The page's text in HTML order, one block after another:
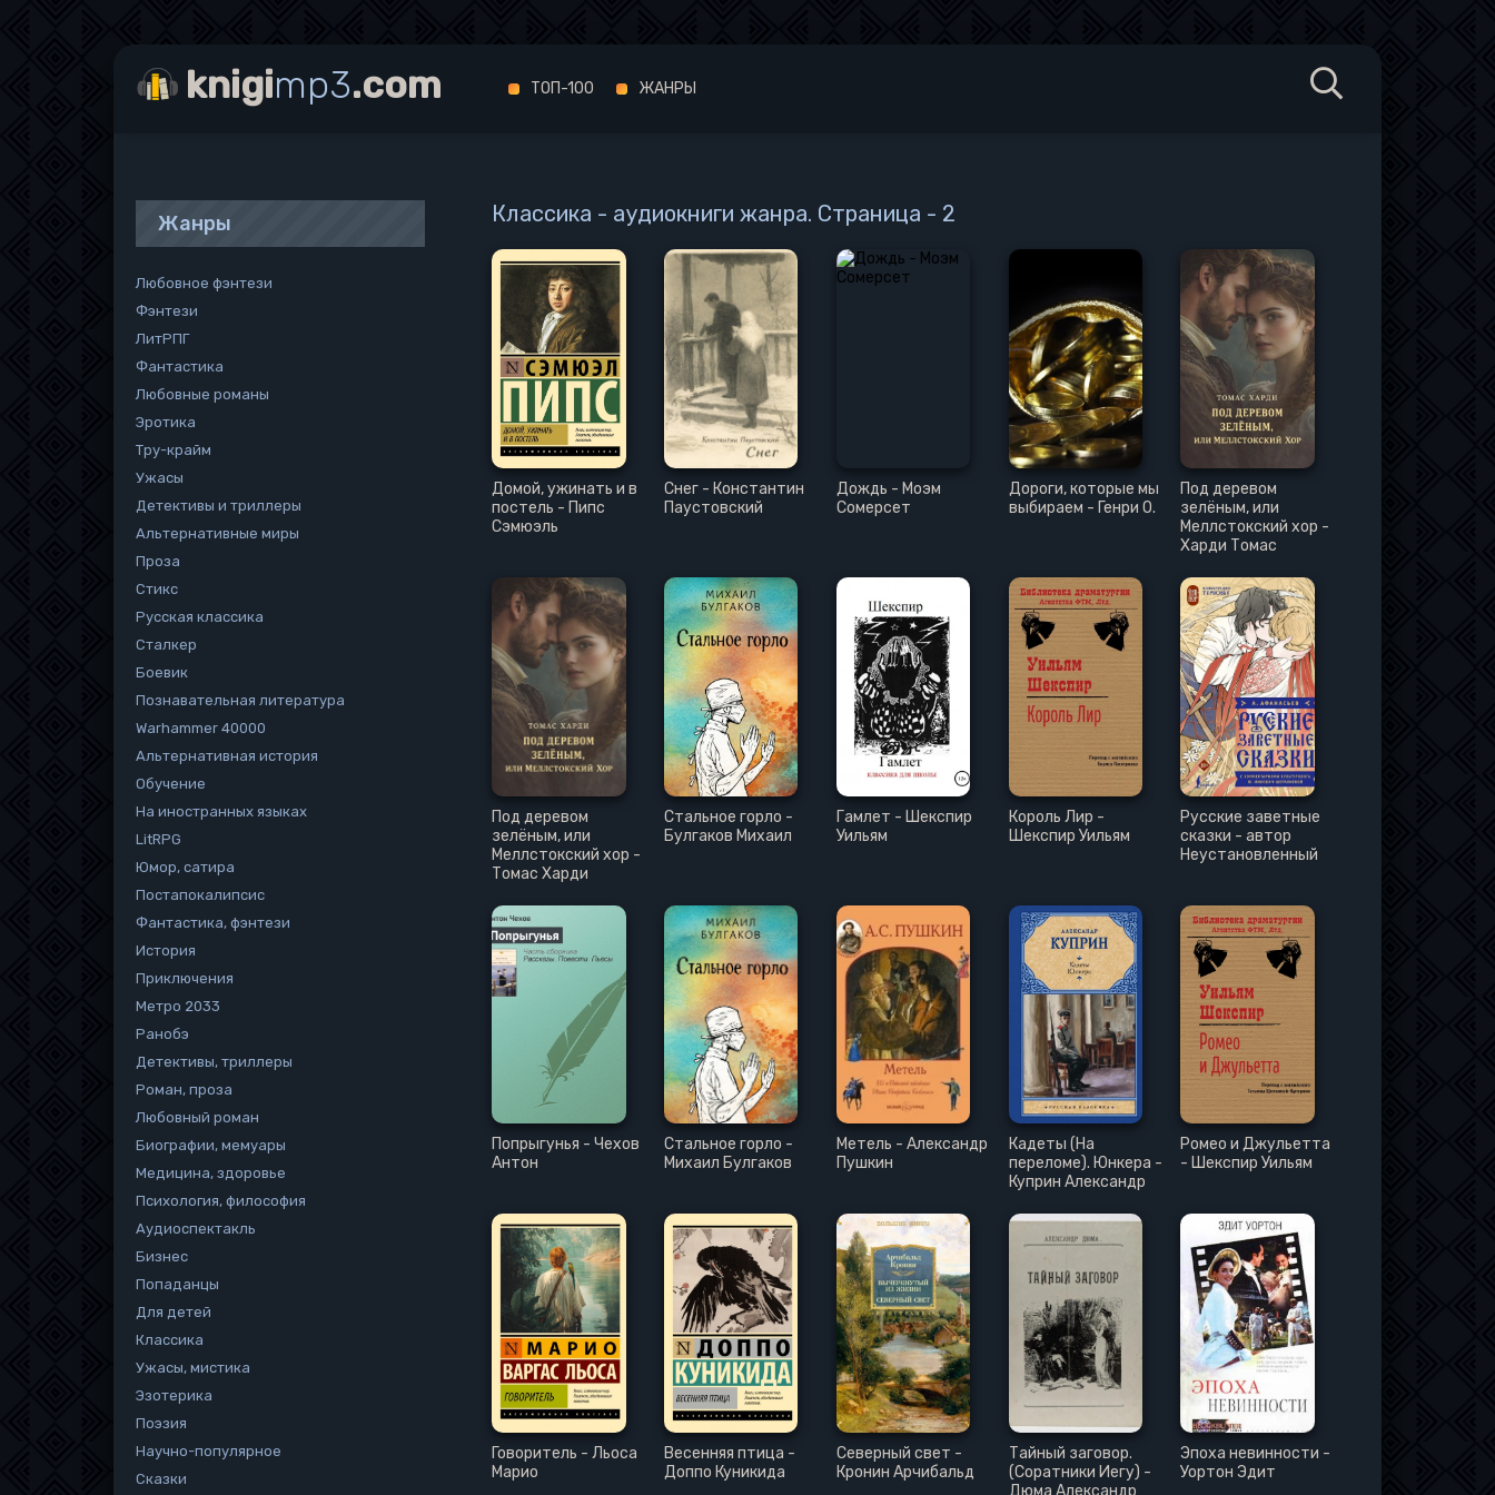
Классика - аудиокниги жанра. Страница - 2
Домой, ужинать и в
постель - Пипс
Сэмюэль
Снег - Константин
Паустовский
Дождь - Моэм
Сомерсет
Дороги, которые мы
выбираем - Генри О.
Под деревом
зелёным, или
Меллстокский хор -
Харди Томас
Под деревом
зелёным, или
Меллстокский хор -
Томас Харди
Стальное горло -
Булгаков Михаил
Гамлет - Шекспир
Уильям
Король Лир -
Шекспир Уильям
Русские заветные
сказки - автор
Неустановленный
Попрыгунья - Чехов
Антон
Стальное горло -
Михаил Булгаков
Метель - Александр
Пушкин
Кадеты (На
переломе). Юнкера -
Куприн Александр
Ромео и Джульетта
- Шекспир Уильям
Говоритель - Льоса
Марио
Весенняя птица -
Доппо Куникида
Северный свет -
Кронин Арчибальд
Тайный заговор.
(Соратники Иегу) -
Эпоха невинности -
Уортон Эдит
Жанры
Любовное фэнтези
Фэнтези
ЛитРПГ
Фантастика
Любовные романы
Эротика
Тру-крайм
Ужасы
Детективы и триллеры
Альтернативные миры
Проза
Стикс
Русская классика
Сталкер
Боевик
Познавательная литература
Warhammer 40000
Альтернативная история
Обучение
На иностранных языках
LitRPG
Юмор, сатира
Постапокалипсис
Фантастика, фэнтези
История
Приключения
Метро 2033
Ранобэ
Детективы, триллеры
Роман, проза
Любовный роман
Биографии, мемуары
Медицина, здоровье
Психология, философия
Аудиоспектакль
Бизнес
Попаданцы
Для детей
Классика
Ужасы, мистика
Эзотерика
Поэзия
Научно-популярное
Сказки
knigimp3.com ТОП-100 ЖАНРЫ